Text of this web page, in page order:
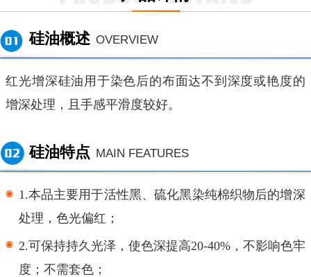
硅油概述 OVERVIEW
红光增深硅油用于染色后的布面达不到深度或艳度的
增深处理，且手感平滑度较好。
硅油特点 MAIN FEATURES
1.本品主要用于活性黑、硫化黑染纯棉织物后的增深
处理，色光偏红；
2.可保持持久光泽，使色深提高20-40%，不影响色牢
度；不需套色；